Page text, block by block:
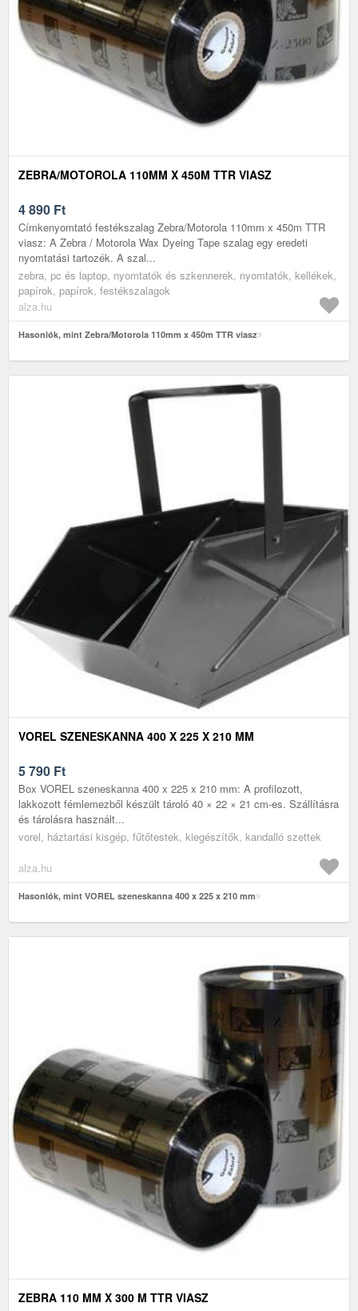
ZEBRA/MOTOROLA 110MM X 450M TTR VIASZ
4 890 Ft
Címkenyomtató festékszalag Zebra/Motorola 110mm x 450m TTR
viasz: A Zebra / Motorola Wax Dyeing Tape szalag egy eredeti
nyomtatási tartozék. A szal...
zebra, pc és laptop, nyomtatók és szkennerek, nyomtatók, kellékek,
papírok, papírok, festékszalagok
alza.hu
Hasonlók, mint Zebra/Motorola 110mm x 450m TTR viasz
VOREL SZENESKANNA 400 X 225 X 210 MM
5 790 Ft
Box VOREL szeneskanna 400 x 225 x 210 mm: A profilozott,
lakkozott fémlemezből készült tároló 40 × 22 × 21 cm-es. Szállításra
és tárolásra használt...
vorel, háztartási kisgép, fűtőtestek, kiegészítők, kandalló szettek
alza.hu
Hasonlók, mint VOREL szeneskanna 400 x 225 x 210 mm
ZEBRA 110 MM X 300 M TTR VIASZ